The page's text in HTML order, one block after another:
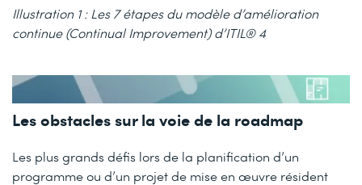
Illustration 1 : Les 7 étapes du modèle d’amélioration
continue (Continual Improvement) d’ITIL® 4
Les obstacles sur la voie de la roadmap
Les plus grands défis lors de la planification d’un
programme ou d’un projet de mise en œuvre résident